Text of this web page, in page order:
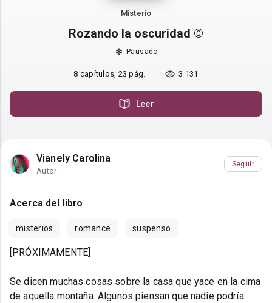
Misterio
Rozando la oscuridad ©
Pausado
8 capítulos, 23 pág. 3 131
Leer
Vianely Carolina
Autor
Seguir
Acerca del libro
misterios romance suspenso
[PRÓXIMAMENTE]
Se dicen muchas cosas sobre la casa que yace en la cima
de aquella montaña. Algunos piensan que nadie podría